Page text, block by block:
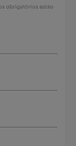
obrigatórios estão